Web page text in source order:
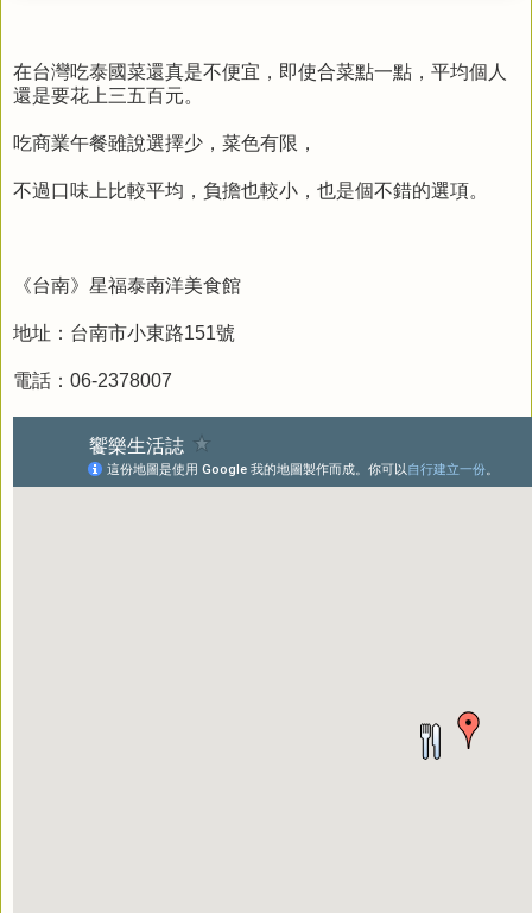
在台灣吃泰國菜還真是不便宜，即使合菜點一點，平均個人
還是要花上三五百元。
吃商業午餐雖說選擇少，菜色有限，
不過口味上比較平均，負擔也較小，也是個不錯的選項。
《台南》星福泰南洋美食館
地址：台南市小東路151號
電話：06-2378007